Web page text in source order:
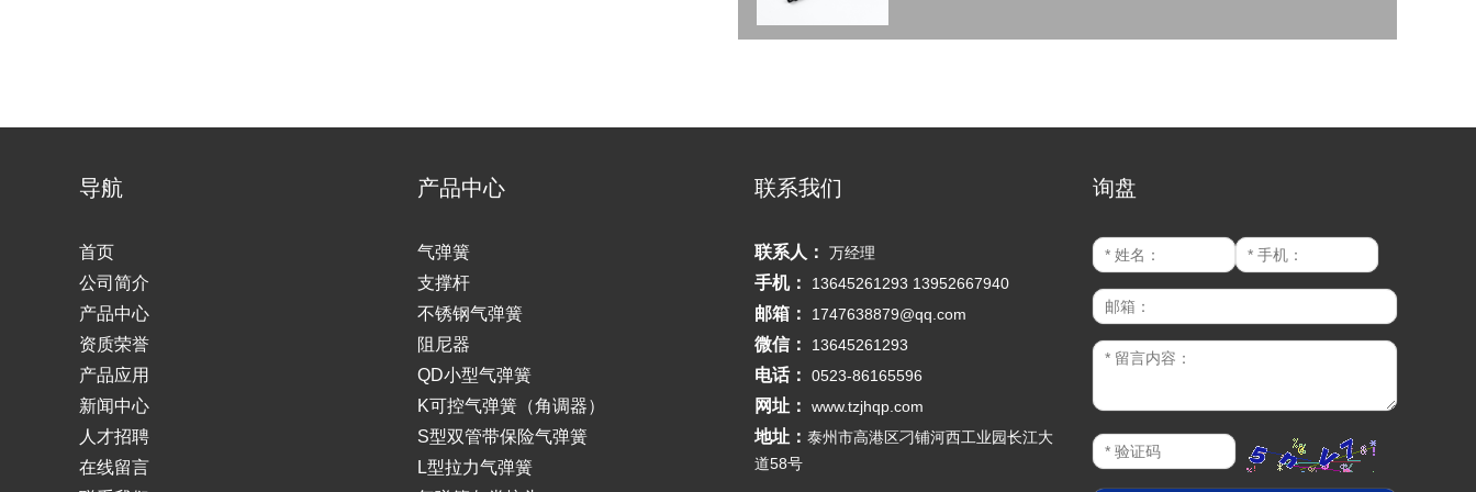
导航
首页
公司简介
产品中心
资质荣誉
产品应用
新闻中心
人才招聘
在线留言
产品中心
气弹簧
支撑杆
不锈钢气弹簧
阻尼器
QD小型气弹簧
K可控气弹簧（角调器）
S型双管带保险气弹簧
L型拉力气弹簧
联系我们
联系人： 万经理
手机： 13645261293 13952667940
邮箱： 1747638879@qq.com
微信： 13645261293
电话： 0523-86165596
网址： www.tzjhqp.com
地址： 泰州市高港区刁铺河西工业园长江大
道58号
询盘